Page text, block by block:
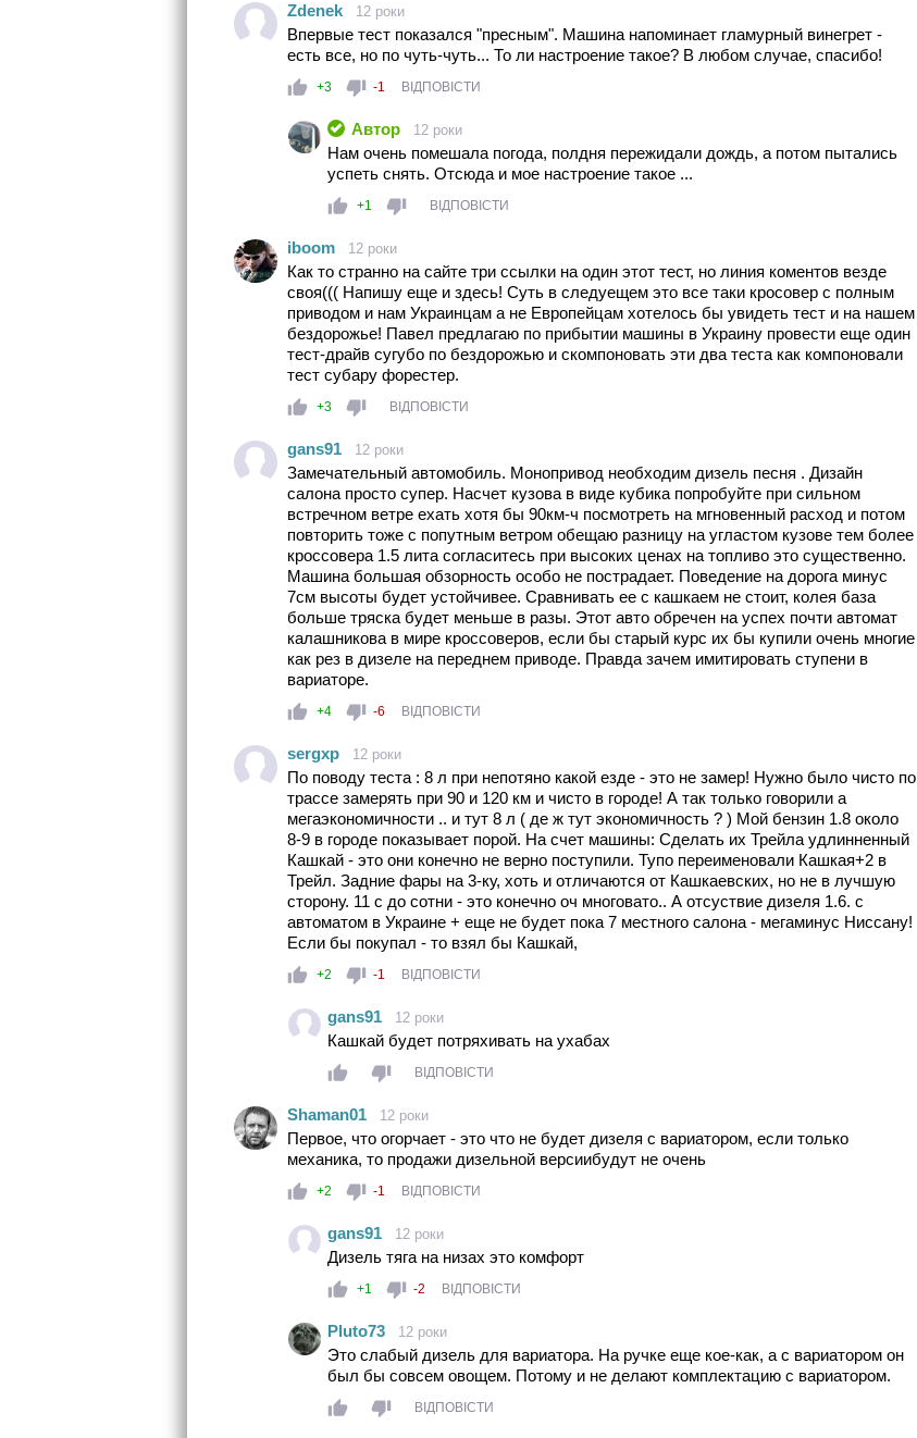
Zdenek 12 роки
Впервые тест показался "пресным". Машина напоминает гламурный винегрет -
есть все, но по чуть-чуть... То ли настроение такое? В любом случае, спасибо!
+3 -1 ВІДПОВІСТИ
Автор 12 роки
Нам очень помешала погода, полдня пережидали дождь, а потом пытались
успеть снять. Отсюда и мое настроение такое ...
+1 ВІДПОВІСТИ
iboom 12 роки
Как то странно на сайте три ссылки на один этот тест, но линия коментов везде
своя((( Напишу еще и здесь! Суть в следуещем это все таки кросовер с полным
приводом и нам Украинцам а не Европейцам хотелось бы увидеть тест и на нашем
бездорожье! Павел предлагаю по прибытии машины в Украину провести еще один
тест-драйв сугубо по бездорожью и скомпоновать эти два теста как компоновали
тест субару форестер.
+3 ВІДПОВІСТИ
gans91 12 роки
Замечательный автомобиль. Монопривод необходим дизель песня . Дизайн
салона просто супер. Насчет кузова в виде кубика попробуйте при сильном
встречном ветре ехать хотя бы 90км-ч посмотреть на мгновенный расход и потом
повторить тоже с попутным ветром обещаю разницу на угластом кузове тем более
кроссовера 1.5 лита согласитесь при высоких ценах на топливо это существенно.
Машина большая обзорность особо не пострадает. Поведение на дорога минус
7см высоты будет устойчивее. Сравнивать ее с кашкаем не стоит, колея база
больше тряска будет меньше в разы. Этот авто обречен на успех почти автомат
калашникова в мире кроссоверов, если бы старый курс их бы купили очень многие
как рез в дизеле на переднем приводе. Правда зачем имитировать ступени в
вариаторе.
+4 -6 ВІДПОВІСТИ
sergxp 12 роки
По поводу теста : 8 л при непотяно какой езде - это не замер! Нужно было чисто по
трассе замерять при 90 и 120 км и чисто в городе! А так только говорили а
мегаэкономичности .. и тут 8 л ( де ж тут экономичность ? ) Мой бензин 1.8 около
8-9 в городе показывает порой. На счет машины: Сделать их Трейла удлинненный
Кашкай - это они конечно не верно поступили. Тупо переименовали Кашкая+2 в
Трейл. Задние фары на 3-ку, хоть и отличаются от Кашкаевских, но не в лучшую
сторону. 11 с до сотни - это конечно оч многовато.. А отсуствие дизеля 1.6. с
автоматом в Украине + еще не будет пока 7 местного салона - мегаминус Ниссану!
Если бы покупал - то взял бы Кашкай,
+2 -1 ВІДПОВІСТИ
gans91 12 роки
Кашкай будет потряхивать на ухабах
ВІДПОВІСТИ
Shaman01 12 роки
Первое, что огорчает - это что не будет дизеля с вариатором, если только
механика, то продажи дизельной версиибудут не очень
+2 -1 ВІДПОВІСТИ
gans91 12 роки
Дизель тяга на низах это комфорт
+1 -2 ВІДПОВІСТИ
Pluto73 12 роки
Это слабый дизель для вариатора. На ручке еще кое-как, а с вариатором он
был бы совсем овощем. Потому и не делают комплектацию с вариатором.
ВІДПОВІСТИ